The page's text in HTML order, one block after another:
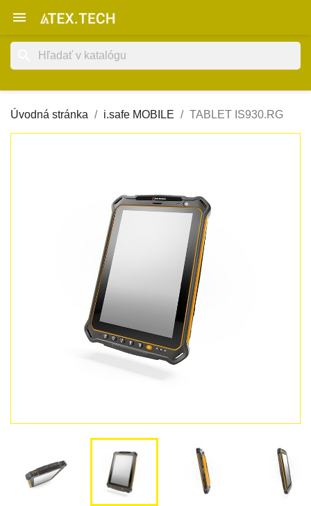

Úvodná stránka i.safe MOBILE TABLET IS930.RG
 